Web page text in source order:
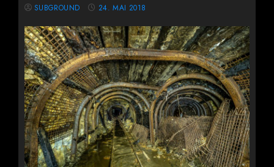
SUBGROUND 24. MAI 2018